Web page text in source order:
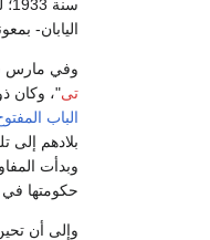
اليابان-
وفي مارس سنة 1932 عينت السلطات
تى"، وكان
الباب
بلادهم إلى
وبدأت
حكومتها في
وإلى أن